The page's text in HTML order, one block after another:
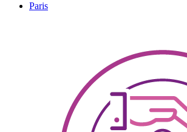
Paris